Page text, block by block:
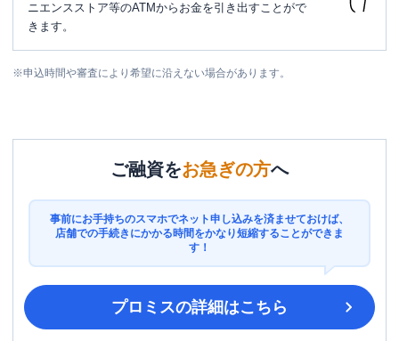
ニエンスストア等のATMからお金を引き出すことがで
きます。
※申込時間や審査により希望に沿えない場合があります。
ご融資をお急ぎの方へ
事前にお手持ちのスマホでネット申し込みを済ませておけば、
店舗での手続きにかかる時間をかなり短縮することができま
す！
プロミスの詳細はこちら